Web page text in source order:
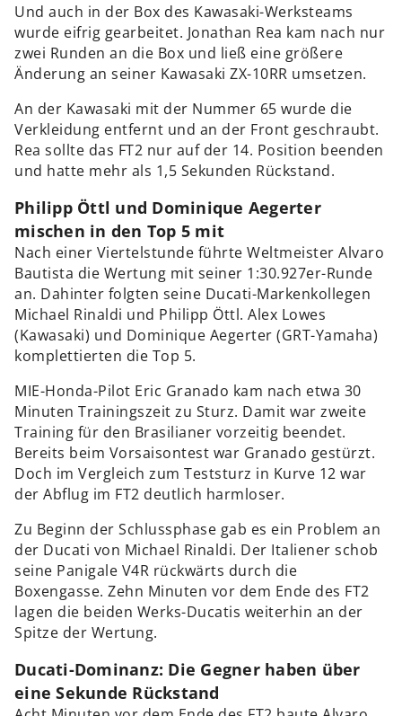
Und auch in der Box des Kawasaki-Werksteams
wurde eifrig gearbeitet. Jonathan Rea kam nach nur
zwei Runden an die Box und ließ eine größere
Änderung an seiner Kawasaki ZX-10RR umsetzen.
An der Kawasaki mit der Nummer 65 wurde die
Verkleidung entfernt und an der Front geschraubt.
Rea sollte das FT2 nur auf der 14. Position beenden
und hatte mehr als 1,5 Sekunden Rückstand.
Philipp Öttl und Dominique Aegerter
mischen in den Top 5 mit
Nach einer Viertelstunde führte Weltmeister Alvaro
Bautista die Wertung mit seiner 1:30.927er-Runde
an. Dahinter folgten seine Ducati-Markenkollegen
Michael Rinaldi und Philipp Öttl. Alex Lowes
(Kawasaki) und Dominique Aegerter (GRT-Yamaha)
komplettierten die Top 5.
MIE-Honda-Pilot Eric Granado kam nach etwa 30
Minuten Trainingszeit zu Sturz. Damit war zweite
Training für den Brasilianer vorzeitig beendet.
Bereits beim Vorsaisontest war Granado gestürzt.
Doch im Vergleich zum Teststurz in Kurve 12 war
der Abflug im FT2 deutlich harmloser.
Zu Beginn der Schlussphase gab es ein Problem an
der Ducati von Michael Rinaldi. Der Italiener schob
seine Panigale V4R rückwärts durch die
Boxengasse. Zehn Minuten vor dem Ende des FT2
lagen die beiden Werks-Ducatis weiterhin an der
Spitze der Wertung.
Ducati-Dominanz: Die Gegner haben über
eine Sekunde Rückstand